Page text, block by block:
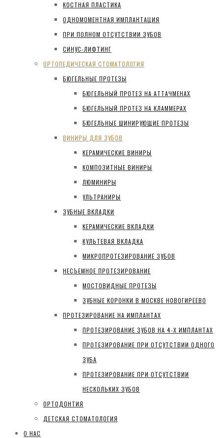
КОСТНАЯ ПЛАСТИКА
ОДНОМОМЕНТНАЯ ИМПЛАНТАЦИЯ
ПРИ ПОЛНОМ ОТСУТСТВИИ ЗУБОВ
СИНУС-ЛИФТИНГ
ОРТОПЕДИЧЕСКАЯ СТОМАТОЛОГИЯ
БЮГЕЛЬНЫЕ ПРОТЕЗЫ
БЮГЕЛЬНЫЙ ПРОТЕЗ НА АТТАЧМЕНАХ
БЮГЕЛЬНЫЙ ПРОТЕЗ НА КЛАММЕРАХ
БЮГЕЛЬНЫЕ ШИНИРУЮЩИЕ ПРОТЕЗЫ
ВИНИРЫ ДЛЯ ЗУБОВ
КЕРАМИЧЕСКИЕ ВИНИРЫ
КОМПОЗИТНЫЕ ВИНИРЫ
ЛЮМИНИРЫ
УЛЬТРАНИРЫ
ЗУБНЫЕ ВКЛАДКИ
КЕРАМИЧЕСКИЕ ВКЛАДКИ
КУЛЬТЕВАЯ ВКЛАДКА
МИКРОПРОТЕЗИРОВАНИЕ ЗУБОВ
НЕСЪЕМНОЕ ПРОТЕЗИРОВАНИЕ
МОСТОВИДНЫЕ ПРОТЕЗЫ
ЗУБНЫЕ КОРОНКИ В МОСКВЕ НОВОГИРЕЕВО
ПРОТЕЗИРОВАНИЕ НА ИМПЛАНТАХ
ПРОТЕЗИРОВАНИЕ ЗУБОВ НА 4-Х ИМПЛАНТАХ
ПРОТЕЗИРОВАНИЕ ПРИ ОТСУТСТВИИ ОДНОГО
ЗУБА
ПРОТЕЗИРОВАНИЕ ПРИ ОТСУТСТВИИ
НЕСКОЛЬКИХ ЗУБОВ
ОРТОДОНТИЯ
ДЕТСКАЯ СТОМАТОЛОГИЯ
О НАС